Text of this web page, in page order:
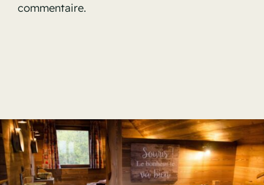
commentaire.